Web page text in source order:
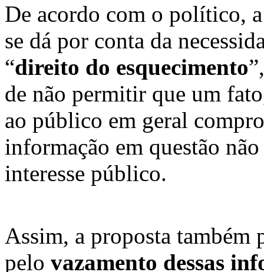
De acordo com o político,
se dá por conta da
“direito do esquecimento
de não permitir que um
ao público em geral
informação em questão
interesse público.
Assim, a proposta também
pelo vazamento dessas